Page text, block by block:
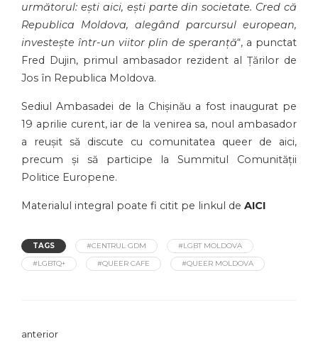
următorul: ești aici, ești parte din societate. Cred că
Republica Moldova, alegând parcursul european,
investește într-un viitor plin de speranță“, a punctat
Fred Dujin, primul ambasador rezident al Țărilor de
Jos în Republica Moldova.
Sediul Ambasadei de la Chișinău a fost inaugurat pe
19 aprilie curent, iar de la venirea sa, noul ambasador
a reușit să discute cu comunitatea queer de aici,
precum și să participe la Summitul Comunității
Politice Europene.
Materialul integral poate fi citit pe linkul de AICI
TAGS #CENTRUL GDM
#LGBT MOLDOVA
#LGBTQ+
#QUEER CAFE #QUEER MOLDOVA
anterior